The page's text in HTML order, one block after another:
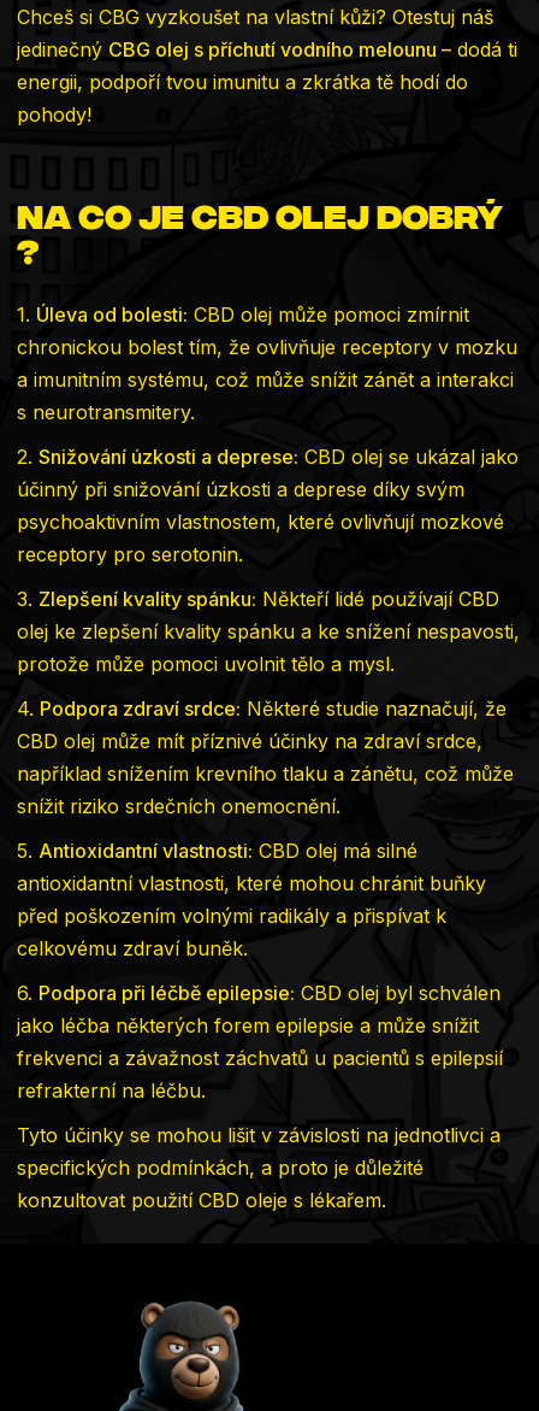
Chceš si CBG vyzkoušet na vlastní kůži? Otestuj náš
jedinečný CBG olej s příchutí vodního melounu – dodá ti
energii, podpoří tvou imunitu a zkrátka tě hodí do
pohody!
Na co je CBD olej dobrý
?
1. Úleva od bolesti: CBD olej může pomoci zmírnit
chronickou bolest tím, že ovlivňuje receptory v mozku
a imunitním systému, což může snížit zánět a interakci
s neurotransmitery.
2. Snižování úzkosti a deprese: CBD olej se ukázal jako
účinný při snižování úzkosti a deprese díky svým
psychoaktivním vlastnostem, které ovlivňují mozkové
receptory pro serotonin.
3. Zlepšení kvality spánku: Někteří lidé používají CBD
olej ke zlepšení kvality spánku a ke snížení nespavosti,
protože může pomoci uvolnit tělo a mysl.
4. Podpora zdraví srdce: Některé studie naznačují, že
CBD olej může mít příznivé účinky na zdraví srdce,
například snížením krevního tlaku a zánětu, což může
snížit riziko srdečních onemocnění.
5. Antioxidantní vlastnosti: CBD olej má silné
antioxidantní vlastnosti, které mohou chránit buňky
před poškozením volnými radikály a přispívat k
celkovému zdraví buněk.
6. Podpora při léčbě epilepsie: CBD olej byl schválen
jako léčba některých forem epilepsie a může snížit
frekvenci a závažnost záchvatů u pacientů s epilepsií
refrakterní na léčbu.
Tyto účinky se mohou lišit v závislosti na jednotlivci a
specifických podmínkách, a proto je důležité
konzultovat použití CBD oleje s lékařem.